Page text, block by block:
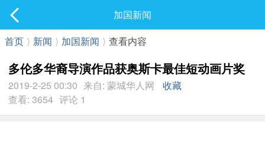
最新发表
加国新闻
首页 ⟩ 新闻 ⟩ 加国新闻 ⟩ 查看内容
多伦多华裔导演作品获奥斯卡最佳短动画片奖
2019-2-25 00:30 来自: 蒙城华人网
收藏
查看: 3654 评论 1